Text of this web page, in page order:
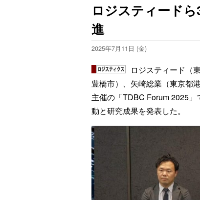
ロジスティード
進
2025年7月11日 (金)
ロジスティード（
豊橋市）、矢崎総業（東京都
主催の「TDBC Forum 2025
動と研究成果を発表した。